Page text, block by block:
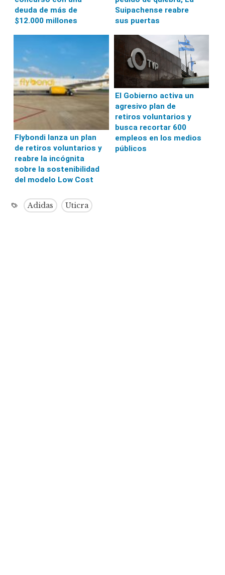
deuda de más de
$12.000 millones
Suipachense reabre
sus puertas
Flybondi lanza un plan
de retiros voluntarios y
reabre la incógnita
sobre la sostenibilidad
del modelo Low Cost
El Gobierno activa un
agresivo plan de
retiros voluntarios y
busca recortar 600
empleos en los medios
públicos
Adidas Uticra